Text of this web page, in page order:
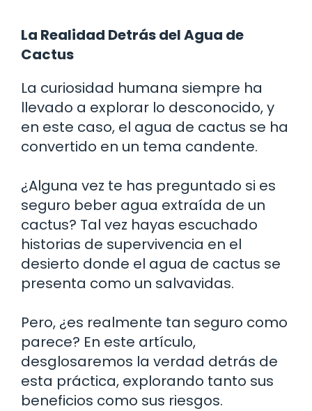
La Realidad Detrás del Agua de
Cactus
La curiosidad humana siempre ha
llevado a explorar lo desconocido, y
en este caso, el agua de cactus se ha
convertido en un tema candente.
¿Alguna vez te has preguntado si es
seguro beber agua extraída de un
cactus? Tal vez hayas escuchado
historias de supervivencia en el
desierto donde el agua de cactus se
presenta como un salvavidas.
Pero, ¿es realmente tan seguro como
parece? En este artículo,
desglosaremos la verdad detrás de
esta práctica, explorando tanto sus
beneficios como sus riesgos.